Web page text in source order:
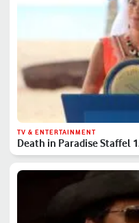
TV & ENTERTAINMENT
Death in Paradise Staffel